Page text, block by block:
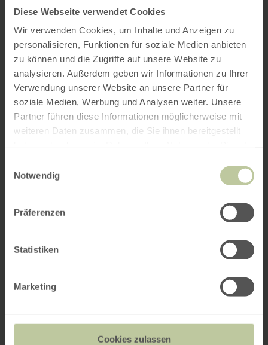
Diese Webseite verwendet Cookies
Wir verwenden Cookies, um Inhalte und Anzeigen zu
personalisieren, Funktionen für soziale Medien anbieten
zu können und die Zugriffe auf unsere Website zu
analysieren. Außerdem geben wir Informationen zu Ihrer
Verwendung unserer Website an unsere Partner für
soziale Medien, Werbung und Analysen weiter. Unsere
Partner führen diese Informationen möglicherweise mit
weiteren Daten zusammen, die Sie ihnen bereitgestellt
Notwendig
Präferenzen
Statistiken
Marketing
Cookies zulassen